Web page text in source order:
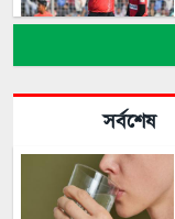
সর্বশেষ